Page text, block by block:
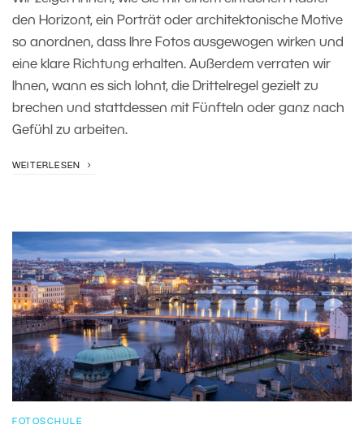
den Horizont, ein Porträt oder architektonische Motive
so anordnen, dass Ihre Fotos ausgewogen wirken und
eine klare Richtung erhalten. Außerdem verraten wir
Ihnen, wann es sich lohnt, die Drittelregel gezielt zu
brechen und stattdessen mit Fünfteln oder ganz nach
Gefühl zu arbeiten.
WEITERLESEN
FOTOSCHULE